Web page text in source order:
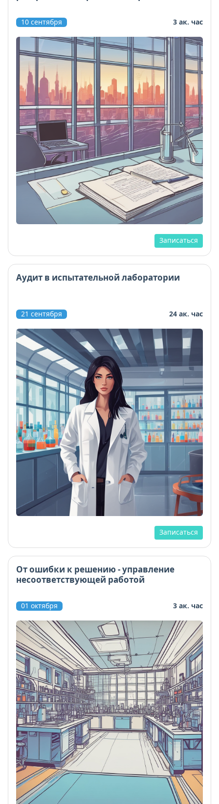
10 сентября 3 ак. час
Записаться
Аудит в испытательной лаборатории
21 сентября 24 ак. час
Записаться
От ошибки к решению - управление
несоответствующей работой
01 октября 3 ак. час